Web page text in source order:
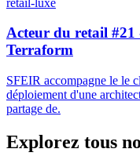
Acteur du retail
Terraform
SFEIR accompagne le le
déploiement d'une
partage de.
Explorez tous